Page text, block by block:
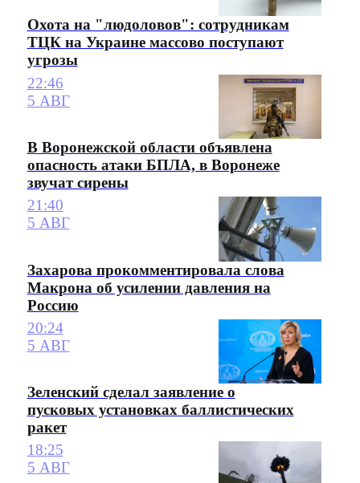
Охота на "людоловов": сотрудникам
ТЦК на Украине массово поступают
угрозы
22:46
5 АВГ
В Воронежской области объявлена
опасность атаки БПЛА, в Воронеже
звучат сирены
21:40
5 АВГ
Захарова прокомментировала слова
Макрона об усилении давления на
Россию
20:24
5 АВГ
Зеленский сделал заявление о
пусковых установках баллистических
ракет
18:25
5 АВГ